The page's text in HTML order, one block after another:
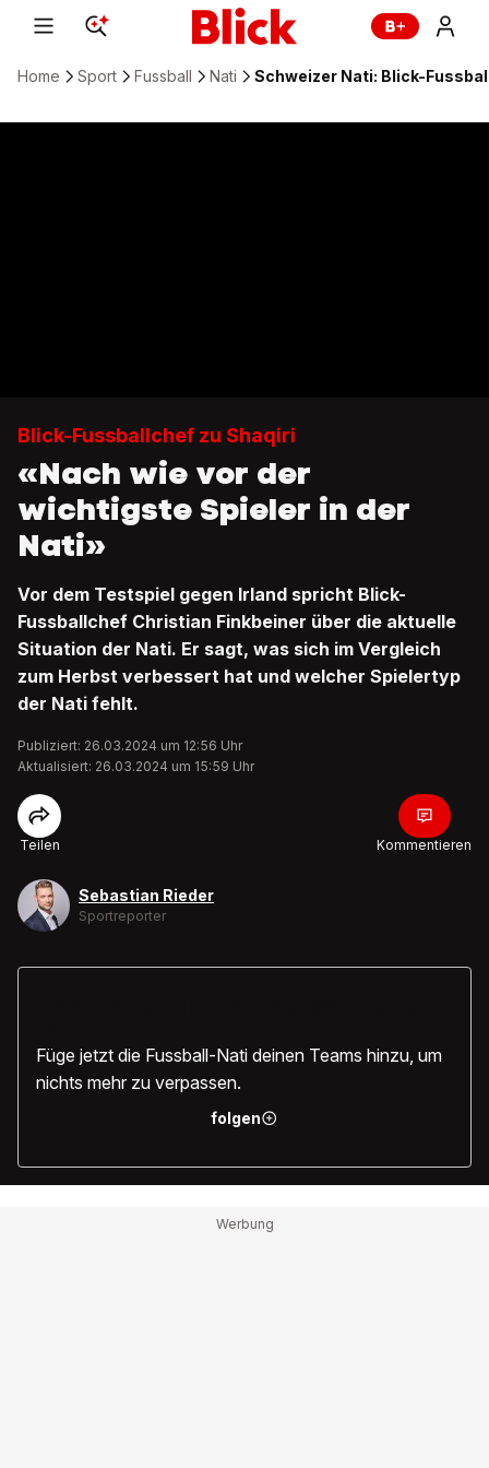
Home Sport Fussball Nati Schweizer Nati: Blick-
Blick-Fussballchef zu Shaqiri
«Nach wie vor der
wichtigste Spieler in der
Nati»
Vor dem Testspiel gegen Irland spricht Blick-
Fussballchef Christian Finkbeiner über die aktuelle
Situation der Nati. Er sagt, was sich im Vergleich
zum Herbst verbessert hat und welcher Spielertyp
der Nati fehlt.
Publiziert: 26.03.2024 um 12:56 Uhr
Aktualisiert: 26.03.2024 um 15:59 Uhr
Teilen Kommentieren
Sebastian Rieder
Sportreporter
Füge jetzt die Fussball-Nati deinen Teams hinzu, um
nichts mehr zu verpassen.
folgen